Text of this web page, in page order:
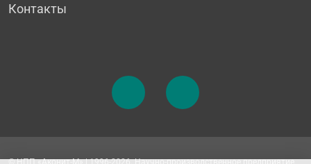
Контакты
© НПП «Аконит-М» | 1996-2026. Научно-производственное предприятие